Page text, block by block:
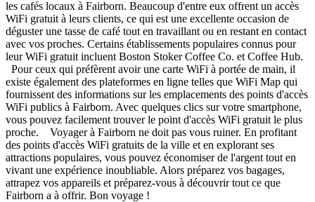
les cafés locaux à Fairborn. Beaucoup d'entre eux offrent un accès
WiFi gratuit à leurs clients, ce qui est une excellente occasion de
déguster une tasse de café tout en travaillant ou en restant en contact
avec vos proches. Certains établissements populaires connus pour
leur WiFi gratuit incluent Boston Stoker Coffee Co. et Coffee Hub.
Pour ceux qui préfèrent avoir une carte WiFi à portée de main, il
existe également des plateformes en ligne telles que WiFi Map qui
fournissent des informations sur les emplacements des points d'accès
WiFi publics à Fairborn. Avec quelques clics sur votre smartphone,
vous pouvez facilement trouver le point d'accès WiFi gratuit le plus
proche. Voyager à Fairborn ne doit pas vous ruiner. En profitant
des points d'accès WiFi gratuits de la ville et en explorant ses
attractions populaires, vous pouvez économiser de l'argent tout en
vivant une expérience inoubliable. Alors préparez vos bagages,
attrapez vos appareils et préparez-vous à découvrir tout ce que
Fairborn a à offrir. Bon voyage !